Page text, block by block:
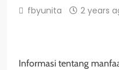
fbyunita 2 years
Informasi tentang